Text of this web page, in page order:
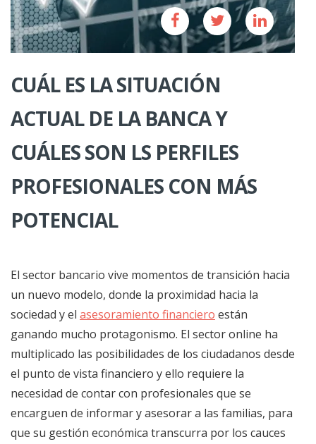
CUÁL ES LA SITUACIÓN
ACTUAL DE LA BANCA Y
CUÁLES SON LS PERFILES
PROFESIONALES CON MÁS
POTENCIAL
El sector bancario vive momentos de transición hacia
un nuevo modelo, donde la proximidad hacia la
sociedad y el asesoramiento financiero están
ganando mucho protagonismo. El sector online ha
multiplicado las posibilidades de los ciudadanos desde
el punto de vista financiero y ello requiere la
necesidad de contar con profesionales que se
encarguen de informar y asesorar a las familias, para
que su gestión económica transcurra por los cauces